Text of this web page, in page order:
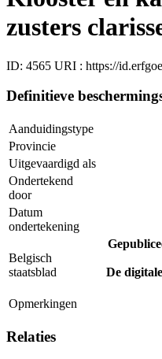
zusters
ID: 4565 URI : https://
Definitieve
Aanduidingstype
Provincie
Uitgevaardigd als
Ondertekend
door
Datum
ondertekening
Belgisch
staatsblad
De
Opmerkingen
Relaties